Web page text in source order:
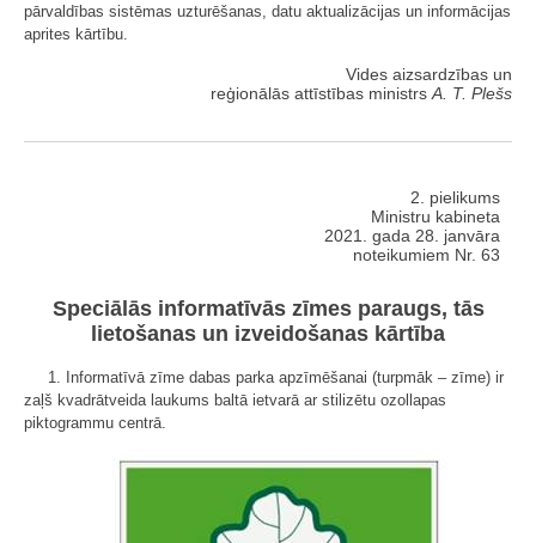
pārvaldības sistēmas uzturēšanas, datu aktualizācijas un informācijas
aprites kārtību.
Vides aizsardzības un
reģionālās attīstības ministrsA. T. Plešs
2. pielikums
Ministru kabineta
2021. gada 28. janvāra
noteikumiem Nr. 63
Speciālās informatīvās zīmes paraugs, tās
lietošanas un izveidošanas kārtība
1. Informatīvā zīme dabas parka apzīmēšanai (turpmāk – zīme) ir
zaļš kvadrātveida laukums baltā ietvarā ar stilizētu ozollapas
piktogrammu centrā.